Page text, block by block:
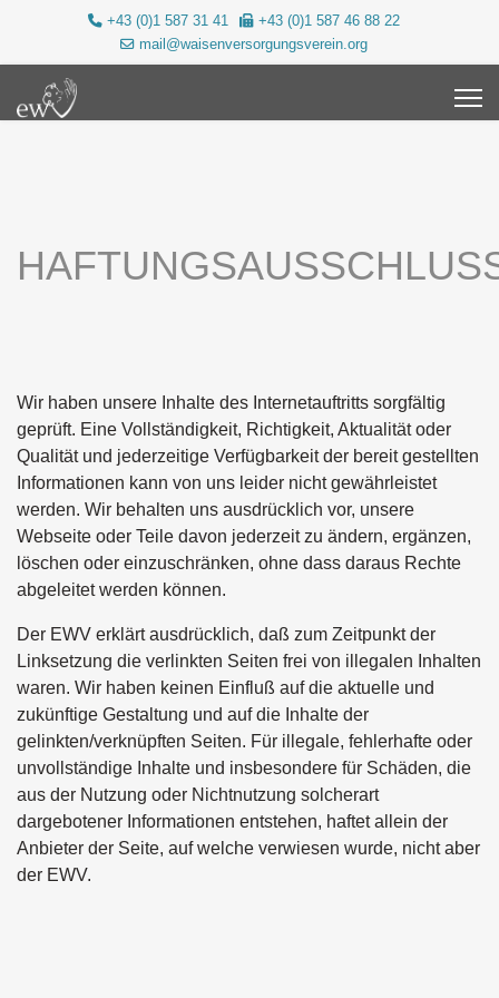
+43 (0)1 587 31 41
+43 (0)1 587 46 88 22
mail@waisenversorgungsverein.org
Wir haben unsere Inhalte des Internetauftritts sorgfältig
geprüft. Eine Vollständigkeit, Richtigkeit, Aktualität oder
Qualität und jederzeitige Verfügbarkeit der bereit gestellten
Informationen kann von uns leider nicht gewährleistet
werden. Wir behalten uns ausdrücklich vor, unsere
Webseite oder Teile davon jederzeit zu ändern, ergänzen,
löschen oder einzuschränken, ohne dass daraus Rechte
abgeleitet werden können.
Der EWV erklärt ausdrücklich, daß zum Zeitpunkt der
Linksetzung die verlinkten Seiten frei von illegalen Inhalten
waren. Wir haben keinen Einfluß auf die aktuelle und
zukünftige Gestaltung und auf die Inhalte der
gelinkten/verknüpften Seiten. Für illegale, fehlerhafte oder
unvollständige Inhalte und insbesondere für Schäden, die
aus der Nutzung oder Nichtnutzung solcherart
dargebotener Informationen entstehen, haftet allein der
Anbieter der Seite, auf welche verwiesen wurde, nicht aber
der EWV.